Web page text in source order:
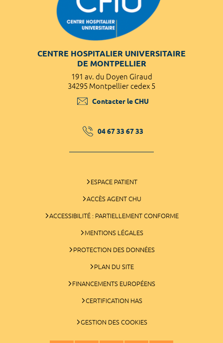
CENTRE HOSPITALIER UNIVERSITAIRE
DE MONTPELLIER
191 av. du Doyen Giraud
34295 Montpellier cedex 5
Contacter le CHU
04 67 33 67 33
ESPACE PATIENT
ACCÈS AGENT CHU
ACCESSIBILITÉ : PARTIELLEMENT CONFORME
MENTIONS LÉGALES
PROTECTION DES DONNÉES
PLAN DU SITE
FINANCEMENTS EUROPÉENS
CERTIFICATION HAS
GESTION DES COOKIES